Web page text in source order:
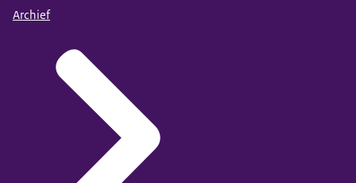
Archief